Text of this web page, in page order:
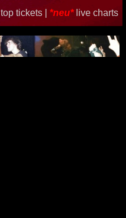
top tickets | *neu* live charts